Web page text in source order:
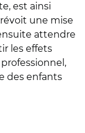
est ainsi
une mise
attendre
les effets
des enfants